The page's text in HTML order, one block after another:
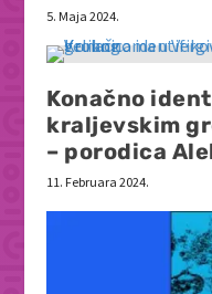
5. Maja 2024.
Konačno
kraljevskim
– porodica
11. Februara 2024.